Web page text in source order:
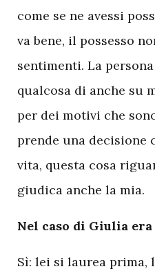
come se ne avessi
va bene, il possesso
sentimenti. La
qualcosa di anche su
per dei motivi che
prende una decisione
vita, questa cosa
giudica anche la mia.
Nel caso di Giulia
Sì: lei si laurea prima,